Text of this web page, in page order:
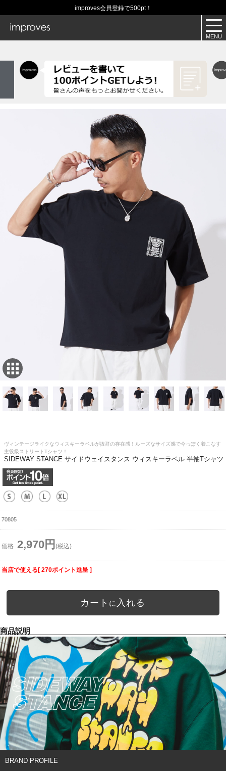
improves会員登録で500pt！
ヴィンテージライクなウィスキーラベルが抜群の存在感！ルーズなサイズ感で今っぽく着こなす
主役級ストリートTシャツ！
SIDEWAY STANCE サイドウェイスタンス ウィスキーラベル 半袖Tシャツ
70805
価格 2,970円 (税込)
当店で使える[ 270ポイント進呈 ]
カート に 入れる
商品説明
BRAND PROFILE